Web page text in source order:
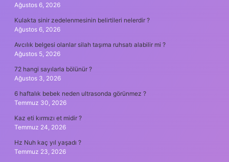
Ağustos 6, 2026
Kulakta sinir zedelenmesinin belirtileri nelerdir ?
Ağustos 6, 2026
Avcılık belgesi olanlar silah taşıma ruhsatı alabilir mi ?
Ağustos 5, 2026
72 hangi sayılarla bölünür ?
Ağustos 3, 2026
6 haftalık bebek neden ultrasonda görünmez ?
Temmuz 30, 2026
Kaz eti kırmızı et midir ?
Temmuz 24, 2026
Hz Nuh kaç yıl yaşadı ?
Temmuz 23, 2026